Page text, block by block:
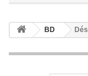
BD